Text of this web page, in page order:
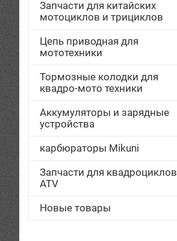
Запчасти для китайских
мотоциклов и трициклов
Цепь приводная для
мототехники
Тормозные колодки для
квадро-мото техники
Аккумуляторы и зарядные
устройства
карбюраторы Mikuni
Запчасти для квадроциклов
ATV
Новые товары